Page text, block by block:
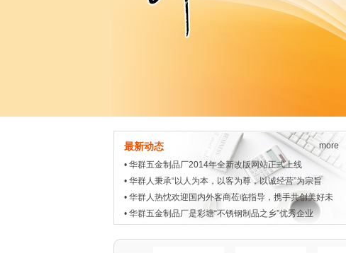
最新动态
more
• 华群五金制品厂2014年全新改版网站正式上线
• 华群人秉承“以人为本，以客为尊，以诚经营”为宗旨
• 华群人热忱欢迎国内外客商莅临指导，携手共创美好未
• 华群五金制品厂是彩塘“不锈钢制品之乡”优秀企业